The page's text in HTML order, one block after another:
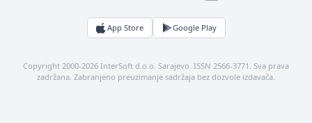
App Store Google Play
Copyright 2000-2026 InterSoft d.o.o. Sarajevo. ISSN 2566-3771. Sva prava
zadržana. Zabranjeno preuzimanje sadržaja bez dozvole izdavača.